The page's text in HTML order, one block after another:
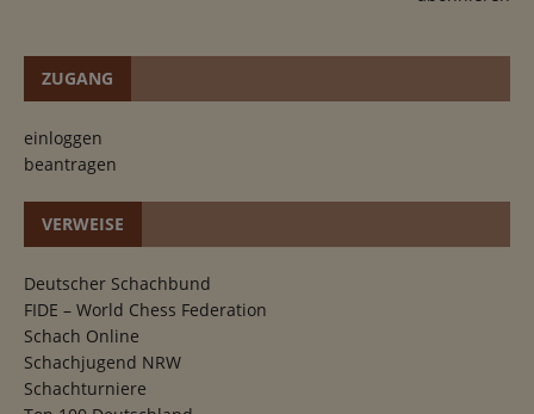
ZUGANG
einloggen
beantragen
VERWEISE
Deutscher Schachbund
FIDE – World Chess Federation
Schach Online
Schachjugend NRW
Schachturniere